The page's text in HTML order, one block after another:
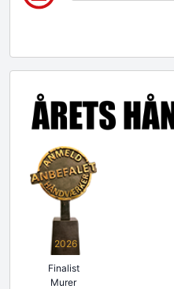
2026
Finalist
Murer